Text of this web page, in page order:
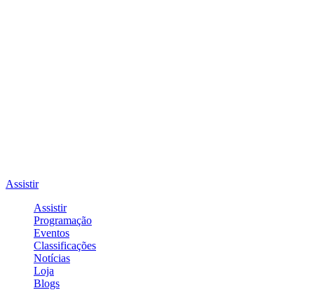
Assistir
Assistir
Programação
Eventos
Classificações
Notícias
Loja
Blogs